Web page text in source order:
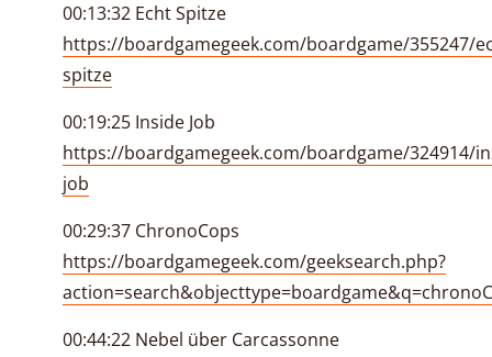
00:13:32 Echt Spitze
https://boardgamegeek.com/boardgame/355247/
spitze
00:19:25 Inside Job
https://boardgamegeek.com/boardgame/324914/
job
00:29:37 ChronoCops
https://boardgamegeek.com/geeksearch.php?
00:44:22 Nebel über Carcassonne